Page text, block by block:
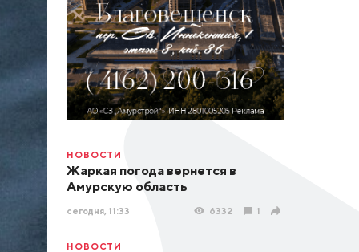
НОВОСТИ
Жаркая погода вернется в
Амурскую область
сегодня, 11:33 6332 1
НОВОСТИ